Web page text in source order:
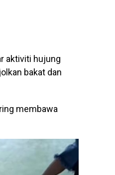
aktiviti hujung
bakat dan
membawa